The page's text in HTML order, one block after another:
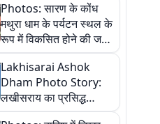
Photos: सारण के कोंध
मथुरा धाम के पर्यटन स्थल के
रूप में विकसित होने की जगी
आस, 9 तस्वीरों में देखें पूरी
कहानी
Lakhisarai Ashok
Dham Photo Story:
लखीसराय का प्रसिद्ध
अशोक धाम—आस्था,